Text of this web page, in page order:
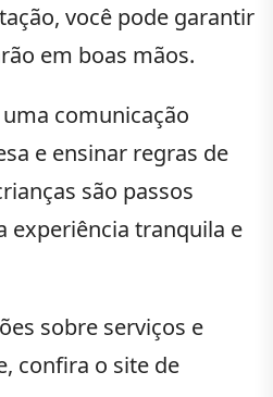
você pode garantir
em boas mãos.
comunicação
e ensinar regras de
são passos
experiência tranquila e
sobre serviços e
confira o site de